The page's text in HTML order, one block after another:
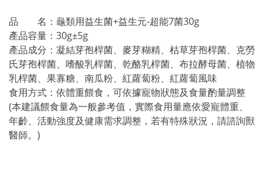
品 名：龜類用益生菌+益生元-超能7菌30g
產品容量：30g±5g
產品成分：凝結芽孢桿菌、麥芽糊精、枯草芽孢桿菌、克勞
氏芽孢桿菌、嗜酸乳桿菌、乾酪乳桿菌、布拉酵母菌、植物
乳桿菌、果寡糖、南瓜粉、紅蘿蔔粉、紅蘿蔔風味
食用方式：依體重餵食，可依據寵物狀態及食量酌量調整
(本建議餵食量為一般參考值，實際食用量應依愛寵體重、
年齡、活動強度及健康需求調整，若有特殊狀況，請諮詢獸
醫師。)